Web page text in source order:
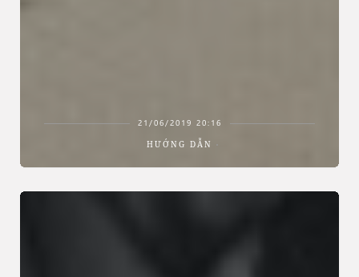
21/06/2019 20:16
HƯỚNG DẪN